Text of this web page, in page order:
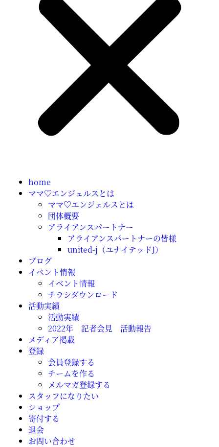
home
ママ♡エンジェルスとは
ママ♡エンジェルスとは
団体概要
アライアンスパートナー
アライアンスパートナーの皆様
united-j（ユナイテッドJ）
ブログ
イベント情報
イベント情報
チラシダウンロード
活動実績
活動実績
2022年 記者会見 活動報告
メディア掲載
登録
会員登録する
チームを作る
メルマガ登録する
スタッフになりたい
ショップ
寄付する
退会
お問い合わせ